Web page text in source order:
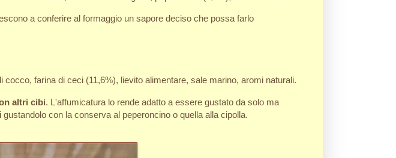
a conferire al formaggio un sapore deciso che possa farlo
farina di ceci (11,6%), lievito alimentare, sale marino, aromi naturali.
altri cibi. L'affumicatura lo rende adatto a essere gustato da solo ma
con la conserva al peperoncino o quella alla cipolla.